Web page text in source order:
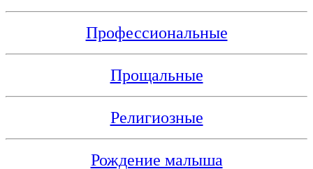
Профессиональные
Прощальные
Религиозные
Рождение малыша